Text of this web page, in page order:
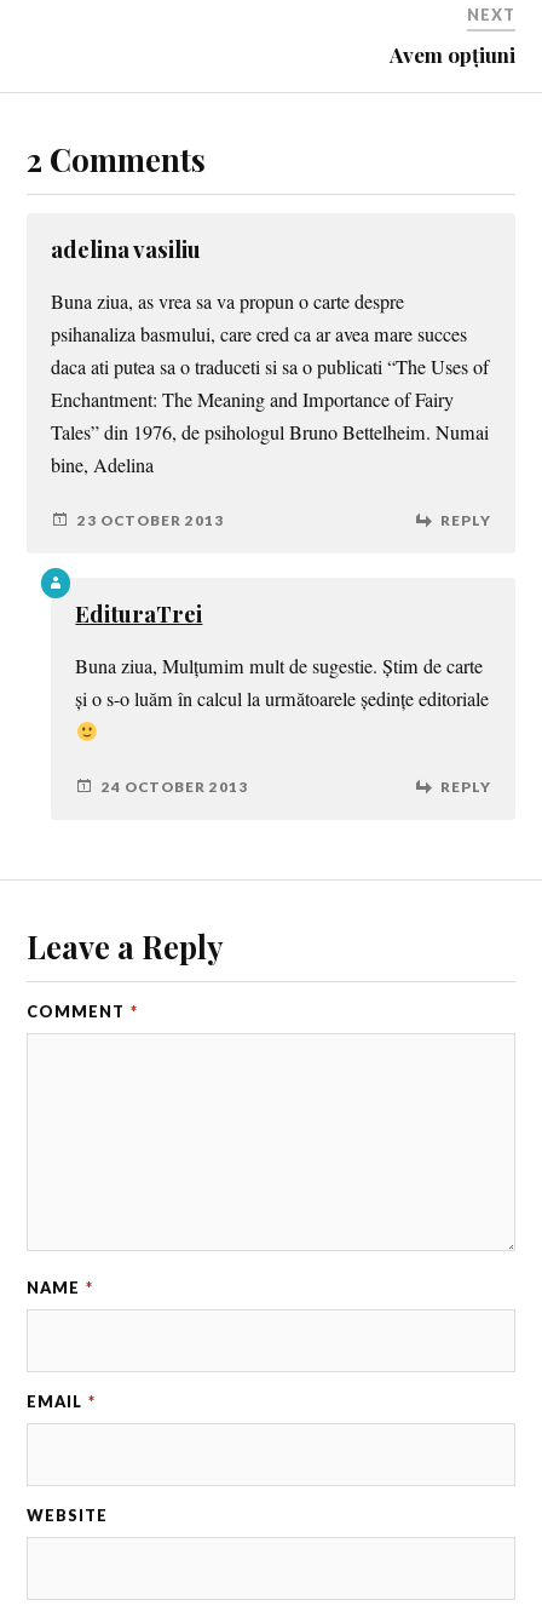
NEXT
Avem opțiuni
2 Comments
adelina vasiliu
Buna ziua, as vrea sa va propun o carte despre
psihanaliza basmului, care cred ca ar avea mare succes
daca ati putea sa o traduceti si sa o publicati “The Uses of
Enchantment: The Meaning and Importance of Fairy
Tales” din 1976, de psihologul Bruno Bettelheim. Numai
bine, Adelina
23 OCTOBER 2013 REPLY
EdituraTrei
Buna ziua, Mulțumim mult de sugestie. Știm de carte
și o s-o luăm în calcul la următoarele ședințe editoriale
24 OCTOBER 2013 REPLY
Leave a Reply
COMMENT *
NAME *
EMAIL *
WEBSITE